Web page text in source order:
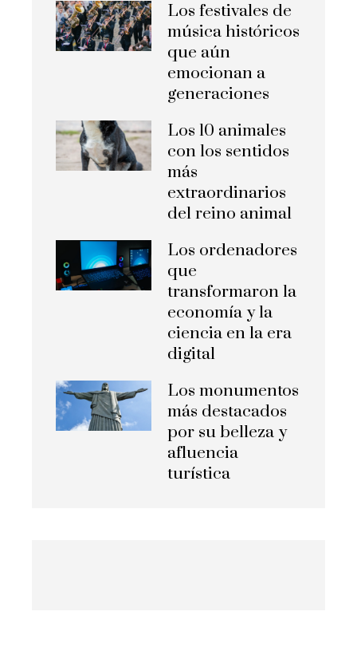
Los festivales de
música históricos
que aún
emocionan a
generaciones
Los 10 animales
con los sentidos
más
extraordinarios
del reino animal
Los ordenadores
que
transformaron la
economía y la
ciencia en la era
digital
Los monumentos
más destacados
por su belleza y
afluencia
turística